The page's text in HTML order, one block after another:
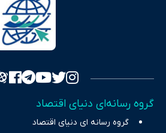
اطلاع‌رسانی صرف، به تبیین سیاست‌ها و
سرمایه‌گذاری، تجارت و حوزه‌های نوظهور
به اصول «انصاف، امانت و صداقت»، بستری
تصویری شفاف از واقعیت‌های اقتصادی ارائه
چالش‌های فقر و بیکاری را جست‌وجو کرده و در
نیازهای خبری مخاطبان در حوزه‌های اثرگذار
گروه رسانه‌ای دنیای اقتصاد
گروه رسانه ای دنیای اقتصاد